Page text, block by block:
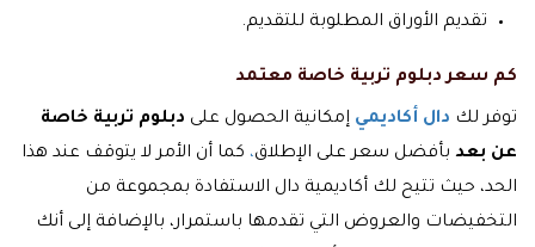
تقديم الأوراق المطلوبة للتقديم.
كم سعر دبلوم تربية خاصة معتمد
توفر لك دال أكاديمي إمكانية الحصول على دبلوم تربية خاصة
عن بعد بأفضل سعر على الإطلاق، كما أن الأمر لا يتوقف عند هذا
الحد، حيث تتيح لك أكاديمية دال الاستفادة بمجموعة من
التخفيضات والعروض التي تقدمها باستمرار، بالإضافة إلى أنك